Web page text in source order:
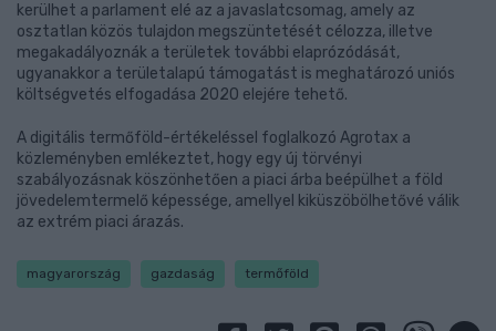
kerülhet a parlament elé az a javaslatcsomag, amely az
osztatlan közös tulajdon megszüntetését célozza, illetve
megakadályoznák a területek további elaprózódását,
ugyanakkor a területalapú támogatást is meghatározó uniós
költségvetés elfogadása 2020 elejére tehető.
A digitális termőföld-értékeléssel foglalkozó Agrotax a
közleményben emlékeztet, hogy egy új törvényi
szabályozásnak köszönhetően a piaci árba beépülhet a föld
jövedelemtermelő képessége, amellyel kiküszöbölhetővé válik
az extrém piaci árazás.
magyarország gazdaság termőföld